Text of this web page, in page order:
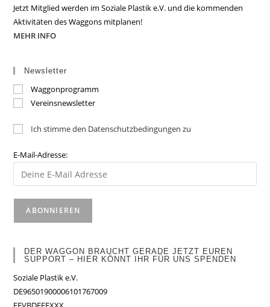
Jetzt Mitglied werden im Soziale Plastik e.V. und die kommenden
Aktivitäten des Waggons mitplanen!
MEHR INFO
Newsletter
Waggonprogramm
Vereinsnewsletter
Ich stimme den Datenschutzbedingungen zu
E-Mail-Adresse:
DER WAGGON BRAUCHT GERADE JETZT EUREN
SUPPORT – HIER KÖNNT IHR FÜR UNS SPENDEN
Soziale Plastik e.V.
DE96501900006101767009